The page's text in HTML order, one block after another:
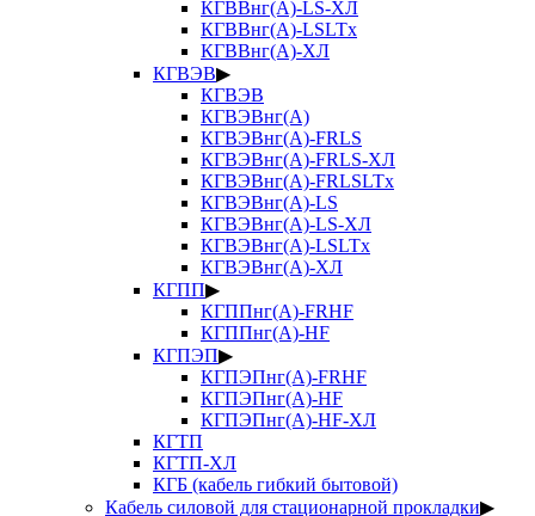
КГВВнг(А)-LS-ХЛ
КГВВнг(А)-LSLTx
КГВВнг(А)-ХЛ
КГВЭВ▶
КГВЭВ
КГВЭВнг(А)
КГВЭВнг(А)-FRLS
КГВЭВнг(А)-FRLS-ХЛ
КГВЭВнг(А)-FRLSLTx
КГВЭВнг(А)-LS
КГВЭВнг(А)-LS-ХЛ
КГВЭВнг(А)-LSLTx
КГВЭВнг(А)-ХЛ
КГПП▶
КГППнг(А)-FRHF
КГППнг(А)-HF
КГПЭП▶
КГПЭПнг(А)-FRHF
КГПЭПнг(А)-HF
КГПЭПнг(А)-HF-ХЛ
КГТП
КГТП-ХЛ
КГБ (кабель гибкий бытовой)
Кабель силовой для стационарной прокладки▶